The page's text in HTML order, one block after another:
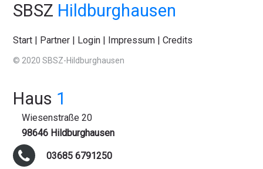
SBSZ Hildburghausen
Start Partner Login Impressum |Credits
© 2020 SBSZ-Hildburghausen
Haus 1
Wiesenstraße 20
98646 Hildburghausen
03685 6791250